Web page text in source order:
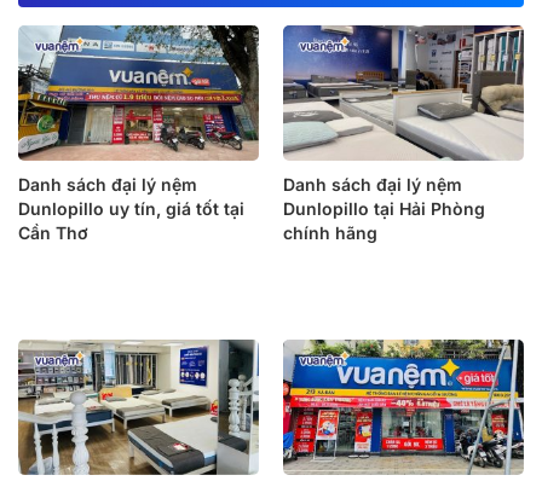
Danh sách đại lý nệm
Dunlopillo uy tín, giá tốt tại
Cần Thơ
Danh sách đại lý nệm
Dunlopillo tại Hải Phòng
chính hãng